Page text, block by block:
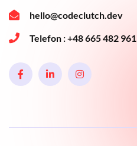
hello@codeclutch.dev
Telefon :+48 665 482 961